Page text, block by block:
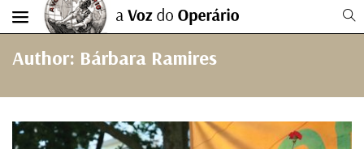
Author: Bárbara Ramires